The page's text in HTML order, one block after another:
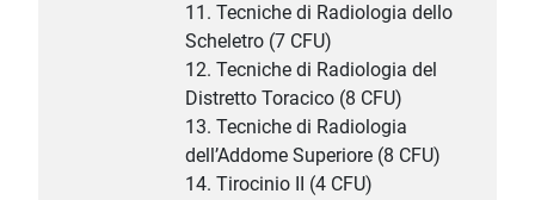
11. Tecniche di Radiologia dello
Scheletro (7 CFU)
12. Tecniche di Radiologia del
Distretto Toracico (8 CFU)
13. Tecniche di Radiologia
dell’Addome Superiore (8 CFU)
14. Tirocinio II (4 CFU)